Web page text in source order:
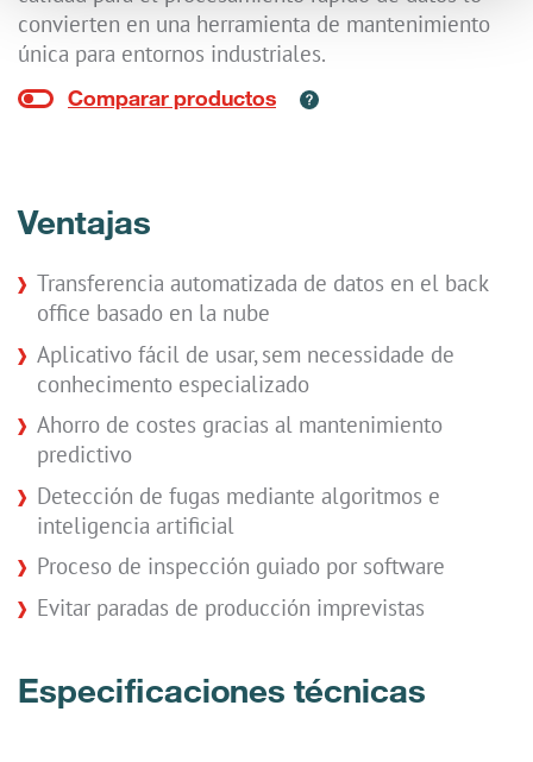
convierten en una herramienta de mantenimiento
única para entornos industriales.
Ventajas
Transferencia automatizada de datos en el back
office basado en la nube
Aplicativo fácil de usar, sem necessidade de
conhecimento especializado
Ahorro de costes gracias al mantenimiento
predictivo
Detección de fugas mediante algoritmos e
inteligencia artificial
Proceso de inspección guiado por software
Evitar paradas de producción imprevistas
Especificaciones técnicas